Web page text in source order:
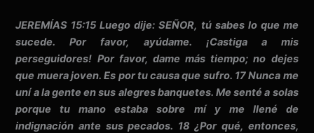
JEREMÍAS 15:15 Luego dije: SEÑOR, tú sabes lo que me
sucede. Por favor, ayúdame. ¡Castiga a mis
perseguidores! Por favor, dame más tiempo; no dejes
que muera joven. Es por tu causa que sufro. 17 Nunca me
uní a la gente en sus alegres banquetes. Me senté a solas
porque tu mano estaba sobre mí y me llené de
indignación ante sus pecados. 18 ¿Por qué, entonces,